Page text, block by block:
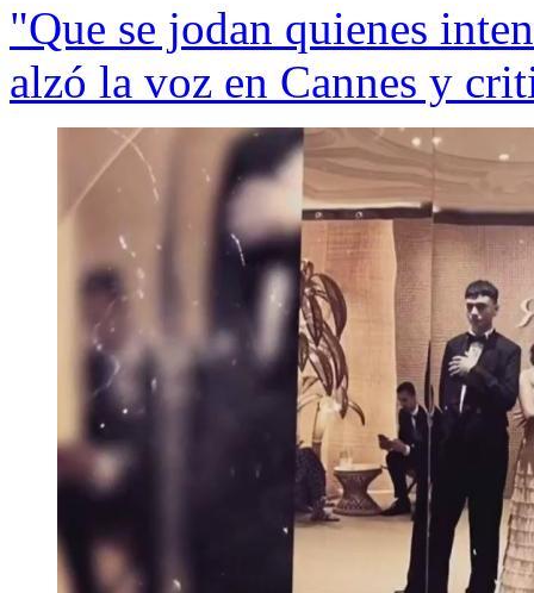
"Que se jodan quienes
alzó la voz en Cannes y